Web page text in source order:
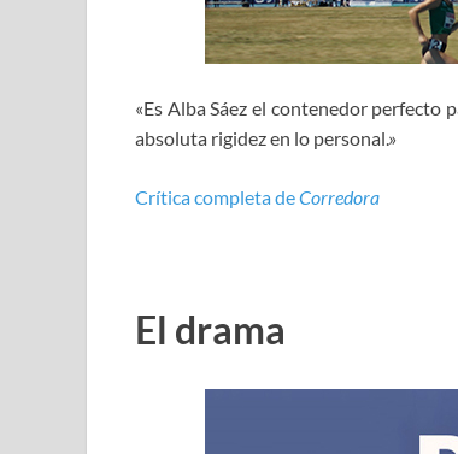
«Es Alba Sáez el contenedor perfecto
absoluta rigidez en lo personal.»
Crítica completa deCorredora
El drama